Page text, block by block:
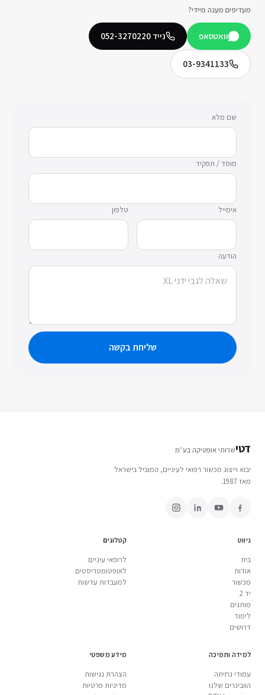
מעדיפים מענה מיידי?
וואטסאפ נייד 052-3270220
03-9341133
שם מלא
מוסד / תפקיד
אימייל טלפון
הודעה
שליחת בקשה
דטישרותי אופטיקה בע״מ
יבוא וייצוג מכשור רפואי לעיניים, המוביל בישראל
מאז 1987.
ניווט
בית
אודות
מכשור
יד 2
מותגים
לימוד
דרושים
קטלוגים
לרופאי עיניים
לאופטומטריסטים
למעבדות עדשות
למידה ותמיכה
עמודי נחיתה
הוובינרים שלנו
מידע משפטי
הצהרת נגישות
מדיניות פרטיות